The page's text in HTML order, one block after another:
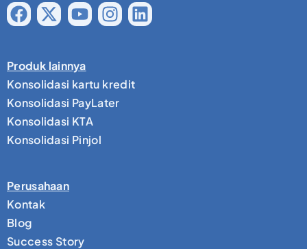
Produk lainnya
Konsolidasi kartu kredit
Konsolidasi PayLater
Konsolidasi KTA
Konsolidasi Pinjol
Perusahaan
Kontak
Blog
Success Story